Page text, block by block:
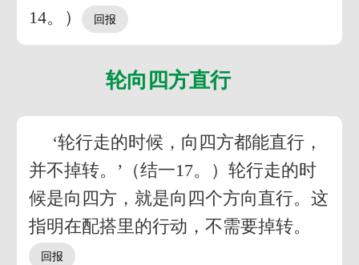
14。）
轮向四方直行
‘轮行走的时候，向四方都能直行，
并不掉转。’（结一17。）轮行走的时
候是向四方，就是向四个方向直行。这
指明在配搭里的行动，不需要掉转。